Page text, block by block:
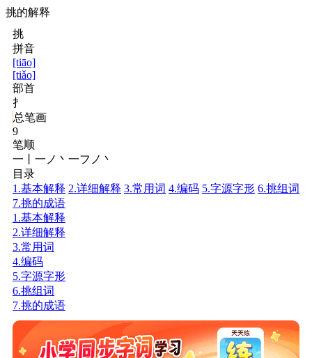
挑的解释
挑
拼音
[tiāo]
[tiǎo]
部首
扌
总笔画
9
笔顺
一丨一ノ丶一フノ丶
目录
1.基本解释 2.详细解释 3.常用词 4.编码 5.字源字形 6.挑组词
7.挑的成语
1.基本解释
2.详细解释
3.常用词
4.编码
5.字源字形
6.挑组词
7.挑的成语